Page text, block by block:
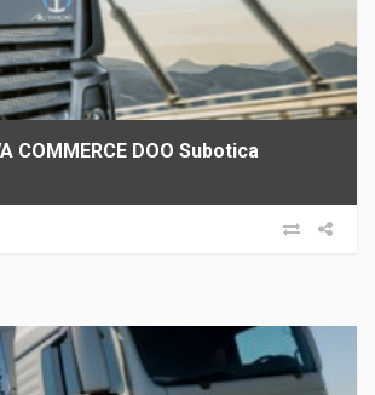
COMMERCE DOO Subotica